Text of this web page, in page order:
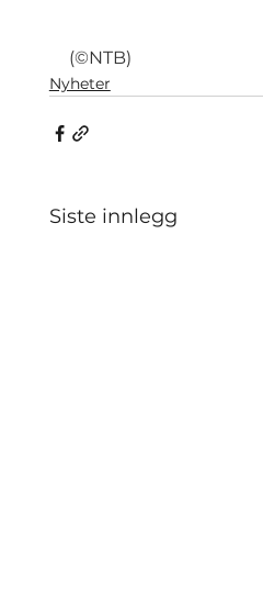
(©NTB)
Nyheter
Siste innlegg